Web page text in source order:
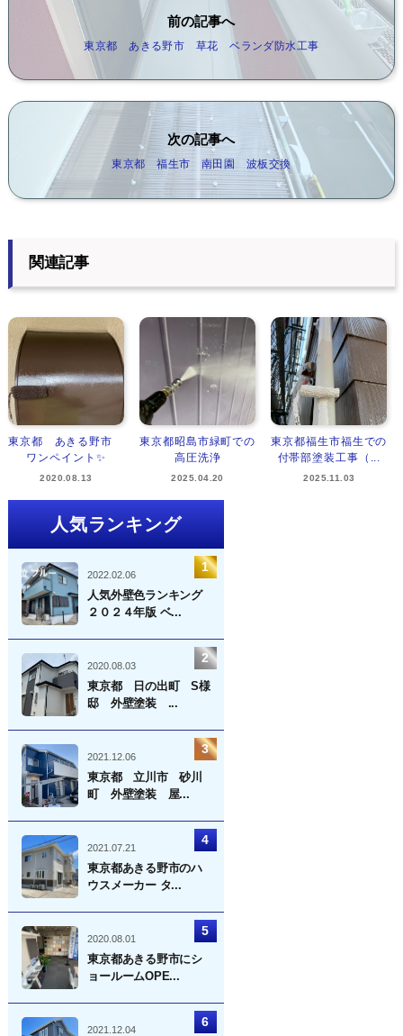
前の記事へ
東京都 あきる野市 草花 ベランダ防水工事
次の記事へ
東京都 福生市 南田園 波板交換
関連記事
東京都 あきる野市
ワンペイント✨
2020.08.13
東京都昭島市緑町での
高圧洗浄
2025.04.20
東京都福生市福生での
付帯部塗装工事（...
2025.11.03
人気ランキング
2022.02.06
人気外壁色ランキング
２０２４年版 ベ...
2020.08.03
東京都 日の出町 S様
邸 外壁塗装 ...
2021.12.06
東京都 立川市 砂川
町 外壁塗装 屋...
2021.07.21
東京都あきる野市のハ
ウスメーカー タ...
2020.08.01
東京都あきる野市にシ
ョールームOPE...
2021.12.04